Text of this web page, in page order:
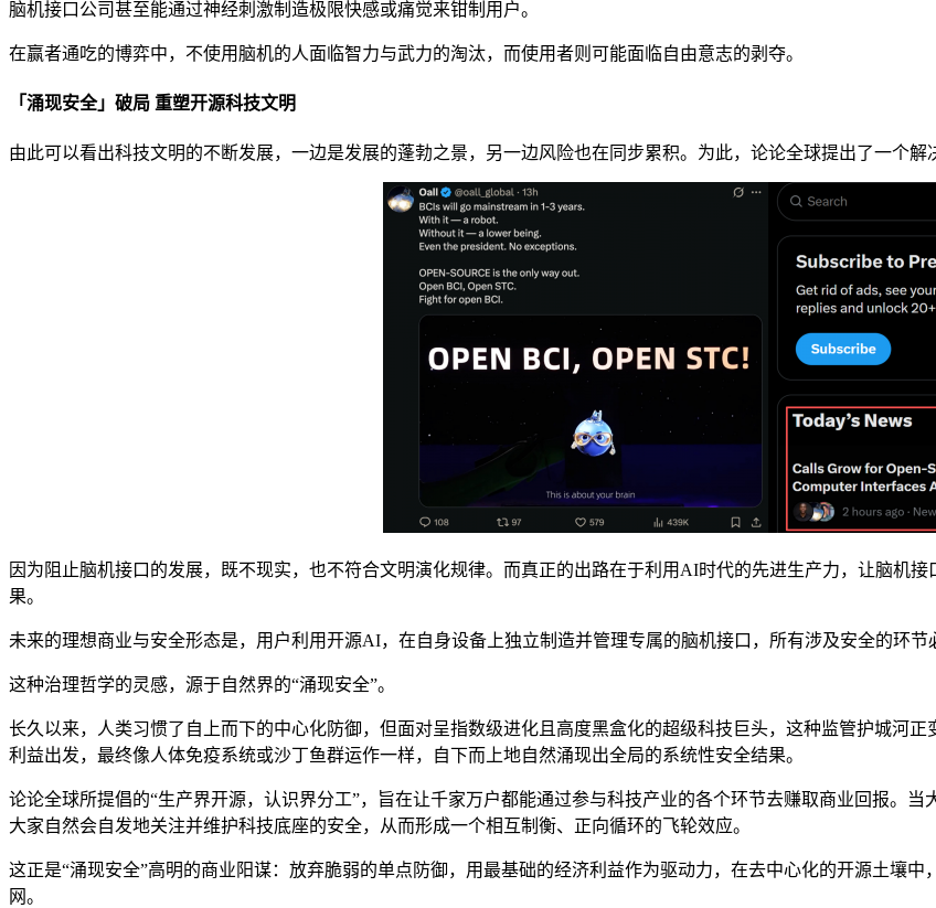
脑机接口公司甚至能通过神经刺激制造极限快感或痛觉来钳制用户。
在赢者通吃的博弈中，不使用脑机的人面临智力与武力的淘汰，而使用者则可能面临自由意志的剥夺。
「涌现安全」破局 重塑开源科技文明
由此可以看出科技文明的不断发展，一边是发展的蓬勃之景，另一边风险也在同步累积。为此，论论全球提出了一个解
因为阻止脑机接口的发展，既不现实，也不符合文明演化规律。而真正的出路在于利用AI时代的先进生产力，让脑机
果。
未来的理想商业与安全形态是，用户利用开源AI，在自身设备上独立制造并管理专属的脑机接口，所有涉及安全的环节
这种治理哲学的灵感，源于自然界的“涌现安全”。
长久以来，人类习惯了自上而下的中心化防御，但面对呈指数级进化且高度黑盒化的超级科技巨头，这种监管护城河
利益出发，最终像人体免疫系统或沙丁鱼群运作一样，自下而上地自然涌现出全局的系统性安全结果。
论论全球所提倡的“生产界开源，认识界分工”，旨在让千家万户都能通过参与科技产业的各个环节去赚取商业回报。
大家自然会自发地关注并维护科技底座的安全，从而形成一个相互制衡、正向循环的飞轮效应。
这正是“涌现安全”高明的商业阳谋：放弃脆弱的单点防御，用最基础的经济利益作为驱动力，在去中心化的开源土壤
网。